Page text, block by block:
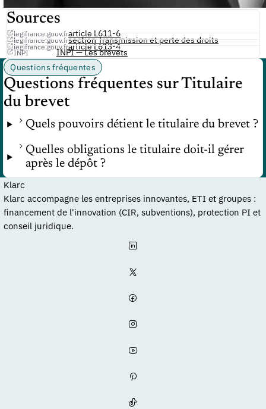
Sources
legifrance.gouv.frarticle L611-6
legifrance.gouv.frsection Transmission et perte des droits
legifrance.gouv.frarticle L613-4
INPI
INPI — Les brevets
Questions fréquentes
Questions fréquentes sur Titulaire
du brevet
Quels pouvoirs détient le titulaire du brevet ?
Quelles obligations le titulaire doit-il gérer
après le dépôt ?
Klarc
Klarc accompagne les entreprises innovantes, ETI et groupes :
financement de l'innovation (CIR, subventions), protection PI et
conseil juridique.